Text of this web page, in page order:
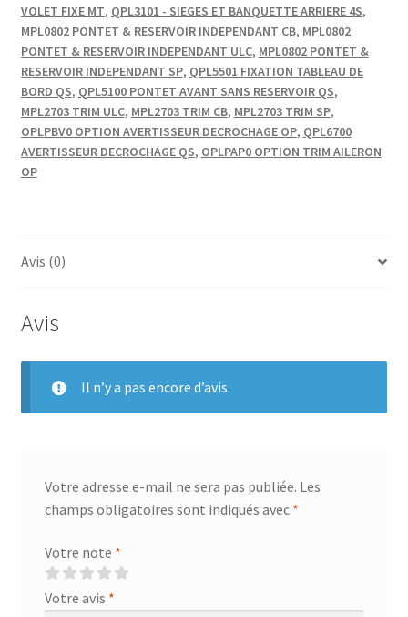
VOLET FIXE MT, QPL3101 - SIEGES ET BANQUETTE ARRIERE 4S,
MPL0802 PONTET & RESERVOIR INDEPENDANT CB, MPL0802
PONTET & RESERVOIR INDEPENDANT ULC, MPL0802 PONTET &
RESERVOIR INDEPENDANT SP, QPL5501 FIXATION TABLEAU DE
BORD QS, QPL5100 PONTET AVANT SANS RESERVOIR QS,
MPL2703 TRIM ULC, MPL2703 TRIM CB, MPL2703 TRIM SP,
OPLPBV0 OPTION AVERTISSEUR DECROCHAGE OP, QPL6700
AVERTISSEUR DECROCHAGE QS, OPLPAP0 OPTION TRIM AILERON
OP
Avis (0)
Avis
Il n’y a pas encore d’avis.
Votre adresse e-mail ne sera pas publiée. Les
champs obligatoires sont indiqués avec *
Votre note *
Votre avis *